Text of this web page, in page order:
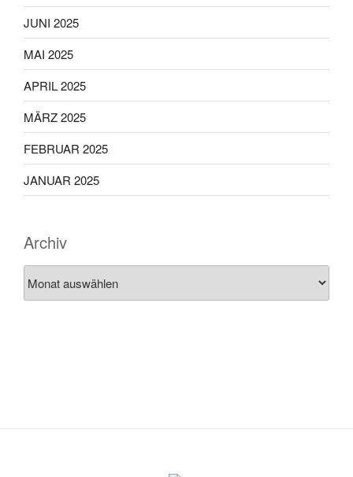
JUNI 2025
MAI 2025
APRIL 2025
MÄRZ 2025
FEBRUAR 2025
JANUAR 2025
Archiv